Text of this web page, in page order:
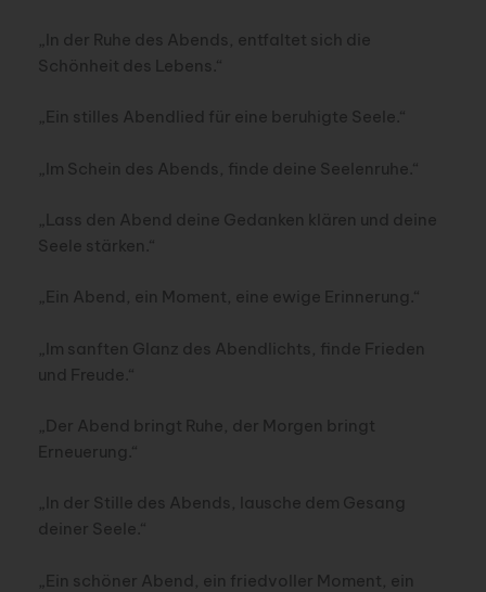
„In der Ruhe des Abends, entfaltet sich die
Schönheit des Lebens.“
„Ein stilles Abendlied für eine beruhigte Seele.“
„Im Schein des Abends, finde deine Seelenruhe.“
„Lass den Abend deine Gedanken klären und deine
Seele stärken.“
„Ein Abend, ein Moment, eine ewige Erinnerung.“
„Im sanften Glanz des Abendlichts, finde Frieden
und Freude.“
„Der Abend bringt Ruhe, der Morgen bringt
Erneuerung.“
„In der Stille des Abends, lausche dem Gesang
deiner Seele.“
„Ein schöner Abend, ein friedvoller Moment, ein